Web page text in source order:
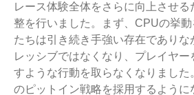
レース体験全体をさらに向上させる
整を行いました。まず、CPUの挙
たちは引き続き手強い存在であり
レッシブではなくなり、プレイヤー
すような行動を取らなくなりました
のピットイン戦略を採用するように